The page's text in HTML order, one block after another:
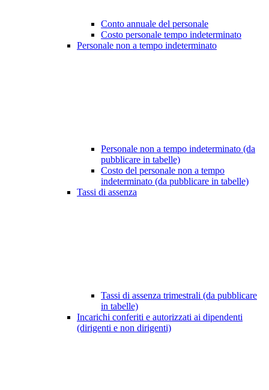
Conto annuale del personale
Costo personale tempo indeterminato
Personale non a tempo indeterminato
Personale non a tempo indeterminato (da
pubblicare in tabelle)
Costo del personale non a tempo
indeterminato (da pubblicare in tabelle)
Tassi di assenza
Tassi di assenza trimestrali (da pubblicare
in tabelle)
Incarichi conferiti e autorizzati ai dipendenti
(dirigenti e non dirigenti)